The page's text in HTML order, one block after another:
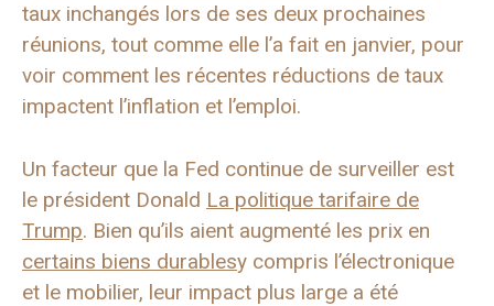
taux inchangés lors de ses deux prochaines
réunions, tout comme elle l’a fait en janvier, pour
voir comment les récentes réductions de taux
impactent l’inflation et l’emploi.
Un facteur que la Fed continue de surveiller est
le président Donald La politique tarifaire de
Trump. Bien qu’ils aient augmenté les prix en
certains biens durablesy compris l’électronique
et le mobilier, leur impact plus large a été